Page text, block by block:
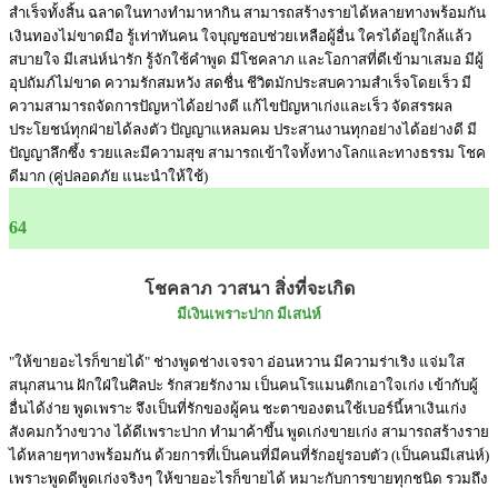
สำเร็จทั้งสิ้น ฉลาดในทางทำมาหากิน สามารถสร้างรายได้หลายทางพร้อมกัน
เงินทองไม่ขาดมือ รู้เท่าทันคน ใจบุญชอบช่วยเหลือผู้อื่น ใครได้อยู่ใกล้แล้ว
สบายใจ มีเสน่ห์น่ารัก รู้จักใช้คำพูด มีโชคลาภ และโอกาสที่ดีเข้ามาเสมอ มีผู้
อุปถัมภ์ไม่ขาด ความรักสมหวัง สดชื่น ชีวิตมักประสบความสำเร็จโดยเร็ว มี
ความสามารถจัดการปัญหาได้อย่างดี แก้ไขปัญหาเก่งและเร็ว จัดสรรผล
ประโยชน์ทุกฝ่ายได้ลงตัว ปัญญาแหลมคม ประสานงานทุกอย่างได้อย่างดี มี
ปัญญาลึกซึ้ง รวยและมีความสุข สามารถเข้าใจทั้งทางโลกและทางธรรม โชค
ดีมาก (คู่ปลอดภัย แนะนำให้ใช้)
64
โชคลาภ วาสนา สิ่งที่จะเกิด
มีเงินเพราะปาก มีเสน่ห์
"ให้ขายอะไรก็ขายได้" ช่างพูดช่างเจรจา อ่อนหวาน มีความร่าเริง แจ่มใส
สนุกสนาน ฝักใฝ่ในศิลปะ รักสวยรักงาม เป็นคนโรแมนติกเอาใจเก่ง เข้ากับผู้
อื่นได้ง่าย พูดเพราะ จึงเป็นที่รักของผู้คน ชะตาของตนใช้เบอร์นี้หาเงินเก่ง
สังคมกว้างขวาง ได้ดีเพราะปาก ทำมาค้าขึ้น พูดเก่งขายเก่ง สามารถสร้างราย
ได้หลายๆทางพร้อมกัน ด้วยการที่เป็นคนที่มีคนที่รักอยู่รอบตัว (เป็นคนมีเสน่ห์)
เพราะพูดดีพูดเก่งจริงๆ ให้ขายอะไรก็ขายได้ หมาะกับการขายทุกชนิด รวมถึง